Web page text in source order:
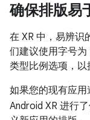
确保排版易
在 XR 中，易辨识
们建议使用字号
类型比例选项，以
如果您的现有应
Android XR 进行